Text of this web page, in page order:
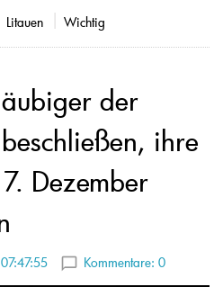
Litauen Wichtig
der
ihre
Dezember
Kommentare: 0